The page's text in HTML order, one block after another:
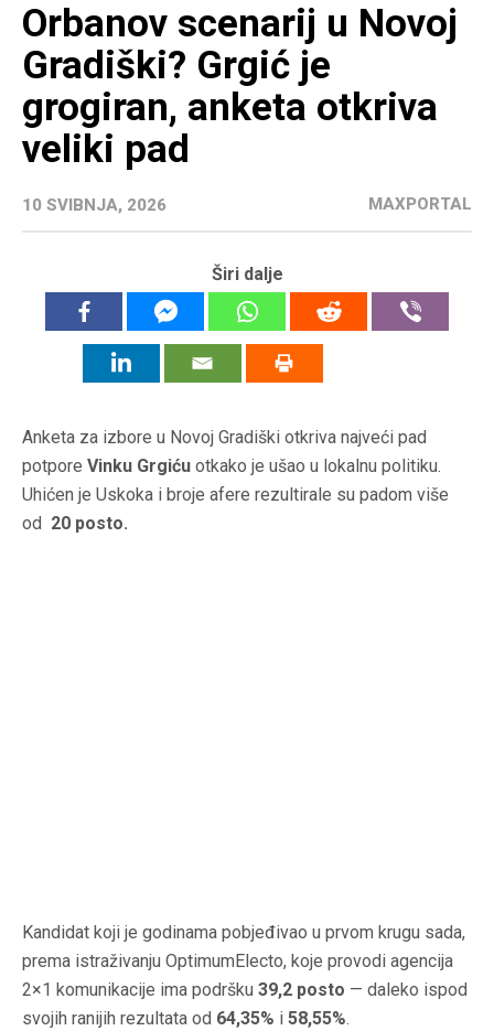
Orbanov scenarij u Novoj
Gradiški? Grgić je
grogiran, anketa otkriva
veliki pad
10 SVIBNJA, 2026 MAXPORTAL
Širi dalje
Anketa za izbore u Novoj Gradiški otkriva najveći pad
potpore Vinku Grgiću otkako je ušao u lokalnu politiku.
Uhićen je Uskoka i broje afere rezultirale su padom više
od 20 posto.
Kandidat koji je godinama pobjeđivao u prvom krugu sada,
prema istraživanju OptimumElecto, koje provodi agencija
2×1 komunikacije ima podršku 39,2 posto — daleko ispod
svojih ranijih rezultata od 64,35% i 58,55%.